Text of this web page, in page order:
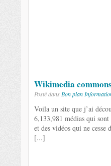
Wikimedia
Posté dans Bon plan
Voila un site que j’ai
6,133,981 médias qui
et des vidéos qui ne
[...]